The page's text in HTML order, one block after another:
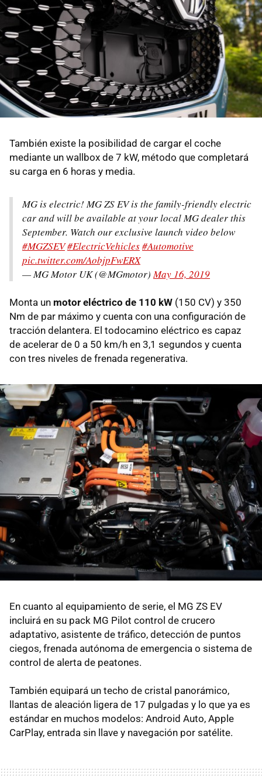
También existe la posibilidad de cargar el coche
mediante un wallbox de 7 kW, método que completará
su carga en 6 horas y media.
MG is electric! MG ZS EV is the family-friendly electric
car and will be available at your local MG dealer this
September. Watch our exclusive launch video below
#MGZSEV#ElectricVehicles#Automotive
pic.twitter.com/AobjpFwERX
— MG Motor UK (@MGmotor)May 16, 2019
Monta un motor eléctrico de 110 kW (150 CV) y 350
Nm de par máximo y cuenta con una configuración de
tracción delantera. El todocamino eléctrico es capaz
de acelerar de 0 a 50 km/h en 3,1 segundos y cuenta
con tres niveles de frenada regenerativa.
En cuanto al equipamiento de serie, el MG ZS EV
incluirá en su pack MG Pilot control de crucero
adaptativo, asistente de tráfico, detección de puntos
ciegos, frenada autónoma de emergencia o sistema de
control de alerta de peatones.
También equipará un techo de cristal panorámico,
llantas de aleación ligera de 17 pulgadas y lo que ya es
estándar en muchos modelos: Android Auto, Apple
CarPlay, entrada sin llave y navegación por satélite.